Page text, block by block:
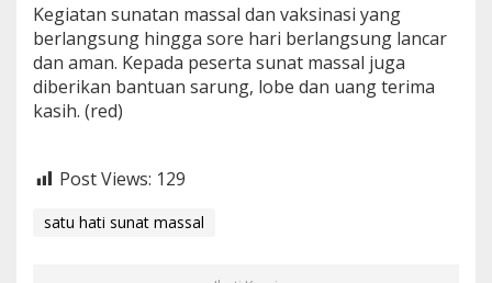
Kegiatan sunatan massal dan vaksinasi yang
berlangsung hingga sore hari berlangsung lancar
dan aman. Kepada peserta sunat massal juga
diberikan bantuan sarung, lobe dan uang terima
kasih. (red)
Post Views: 129
satu hati sunat massal